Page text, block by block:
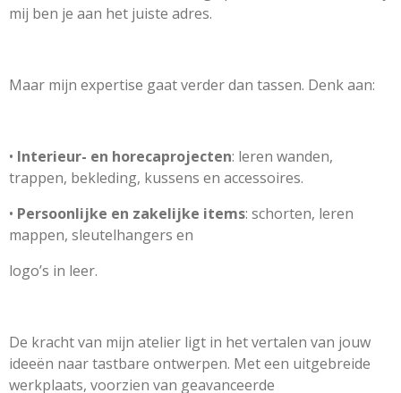
mij ben je aan het juiste adres.
Maar mijn expertise gaat verder dan tassen. Denk aan:
• Interieur- en horecaprojecten: leren wanden,
trappen, bekleding, kussens en accessoires.
• Persoonlijke en zakelijke items: schorten, leren
mappen, sleutelhangers en
logo’s in leer.
De kracht van mijn atelier ligt in het vertalen van jouw
ideeën naar tastbare ontwerpen. Met een uitgebreide
werkplaats, voorzien van geavanceerde